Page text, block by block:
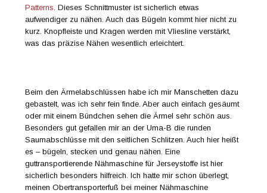
Patterns. Dieses Schnittmuster ist sicherlich etwas
aufwendiger zu nähen. Auch das Bügeln kommt hier nicht zu
kurz. Knopfleiste und Kragen werden mit Vliesline verstärkt,
was das präzise Nähen wesentlich erleichtert.
Beim den Ärmelabschlüssen habe ich mir Manschetten dazu
gebastelt, was ich sehr fein finde. Aber auch einfach gesäumt
oder mit einem Bündchen sehen die Ärmel sehr schön aus.
Besonders gut gefallen mir an der Uma-B die runden
Saumabschlüsse mit den seitlichen Schlitzen. Auch hier heißt
es – bügeln, stecken und genau nähen. Eine
guttransportierende Nähmaschine für Jerseystoffe ist hier
sicherlich besonders hilfreich. Ich hatte mir schon überlegt,
meinen Obertransporterfuß bei meiner Nähmaschine